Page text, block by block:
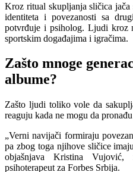
Kroz ritual skupljanja sličica jača
identiteta i povezanosti sa
potvrđuje i psiholog. Ljudi kroz
sportskim događajima i igračima.
Zašto mnoge
albume?
Zašto ljudi toliko vole da
reaguju kada ne mogu da
„Verni navijači formiraju
pa zbog toga njihove sličice
objašnjava Kristina
psihoterapeut za Forbes Srbija.